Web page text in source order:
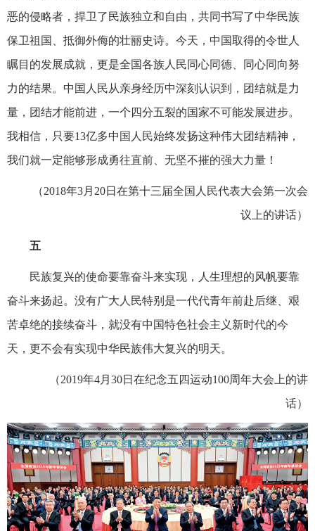
恶的侵略者，捍卫了民族独立和自由，共同书写了中华民族
保卫祖国、抵御外侮的壮丽史诗。今天，中国取得的令世人
瞩目的发展成就，更是全国各族人民同心同德、同心同向努
力的结果。中国人民从亲身经历中深刻认识到，团结就是力
量，团结才能前进，一个四分五裂的国家不可能发展进步。
我相信，只要13亿多中国人民始终发扬这种伟大团结精神，
我们就一定能够形成勇往直前、无坚不摧的强大力量！
（2018年3月20日在第十三届全国人民代表大会第一次会
议上的讲话）
五
民族复兴的使命要靠奋斗来实现，人生理想的风帆要靠
奋斗来扬起。没有广大人民特别是一代代青年前赴后继、艰
苦卓绝的接续奋斗，就没有中国特色社会主义新时代的今
天，更不会有实现中华民族伟大复兴的明天。
（2019年4月30日在纪念五四运动100周年大会上的讲
话）